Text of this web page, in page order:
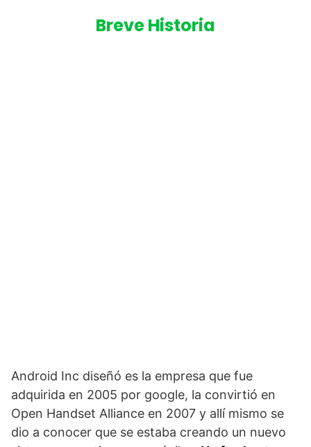
Breve Historia
Android Inc diseñó es la empresa que fue
adquirida en 2005 por google, la convirtió en
Open Handset Alliance en 2007 y allí mismo se
dio a conocer que se estaba creando un nuevo